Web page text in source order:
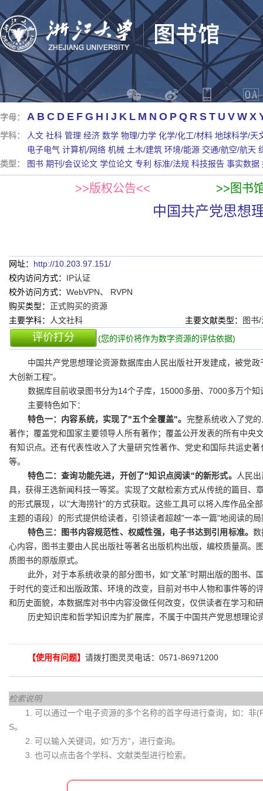
字母： A B C D E F G H I J K L M N O P Q R S T U V W X
学科： 人文 社科 管理 经济 数学 物理/力学 化学/化工/材料 地球科学/天
电子电气 计算机/网络 机械 土木/建筑 环境/能源 交通/航空/航天
类型：
图书 期刊/会议论文 学位论文 专利 标准/法规 科技报告 事实数据
>>版权公告<< >>图书
中国共产党思想
网址： http://10.203.97.151/
校内访问方式： IP认证
校外访问方式： WebVPN、 RVPN
购买类型： 正式购买的资源
主要学科：
人文社科 主要文献类型： 图书
评价打分 (您的评价将作为数字资源的评估依据)
中国共产党思想理论资源数据库由人民出版社开发建成，被党
大创新工程"。
数据库目前收录图书分为14个子库，15000多册、7000多万个知
主要特色如下：
特色一：内容系统，实现了"五个全覆盖"。 完整系统收入了党
著作；覆盖党和国家主要领导人所有著作；覆盖公开发表的所有中央
有知识点。还有代表性收入了大量研究性著作、党史和国际共运史
等。
特色二：查询功能先进，开创了"知识点阅读"的新形式。
人民
具，获得王选新闻科技一等奖。实现了文献检索方式从传统的篇目、
的形式展现，以"大海捞针"的方式获取。这些工具可以将入库作品全
主题的语段）的形式提供给读者，引领读者超越"一本一篇"地阅读的
特色三：图书内容规范性、权威性强，电子书达到引用标准。数
心内容，图书主要由人民出版社等著名出版机构出版，编校质量高。
质图书的原版原式。
此外，对于本系统收录的部分图书，如“文革”时期出版的图书
于时代的变迁和出版政策、环境的改变，目前对书中人物和事件等的
和历史面貌，本数据库对书中内容没做任何改变，仅供读者在学习和
历史知识库和哲学知识库为扩展库，不属于中国共产党思想理论
【使用有问题】请拨打图灵灵电话：0571-86971200
检索说明
1. 可以通过一个电子资源的多个名称的首字母进行查询，如：
S。
2. 可以输入关键词，如“万方”，进行查询。
3. 也可以点击各个学科、文献类型进行检索。